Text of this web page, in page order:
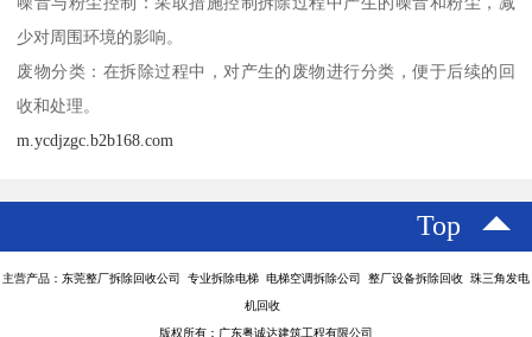
少对周围环境的影响。
废物分类：在拆除过程中，对产生的废物进行分类，便于后续的回
收和处理。
m.ycdjzgc.b2b168.com
Top
主营产品：东莞整厂拆除回收公司 专业拆除电梯 电梯空调拆除公司 整厂设备拆除回收 珠三角发电
机回收
版权所有：广东粤诚达建筑工程有限公司